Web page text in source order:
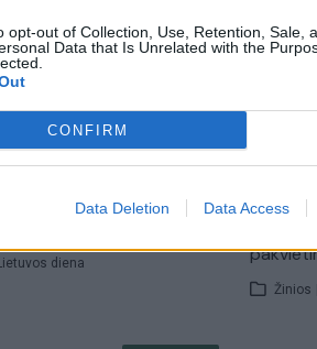
opt-out of Collection, Use, Retention, Sale,
Data that Is Unrelated with the
CONFIRM
Data Deletion Data Access
diena
00:02:11
– svarbi diskusija:
karinių dronų
diena
I.
Žinios